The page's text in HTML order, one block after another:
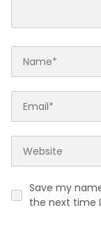
Save my
the next time